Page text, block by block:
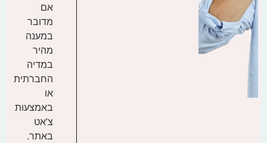
אם
מדובר
במענה
מהיר
במדיה
החברתית
או
באמצעות
צ’אט
באתר.